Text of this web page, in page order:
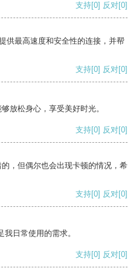
支持[0] 反对[0]
供最高速度和安全性的连接，并帮
支持[0] 反对[0]
放松身心，享受美好时光。
支持[0] 反对[0]
，但偶尔也会出现卡顿的情况，希
支持[0] 反对[0]
日常使用的需求。
支持[0] 反对[0]